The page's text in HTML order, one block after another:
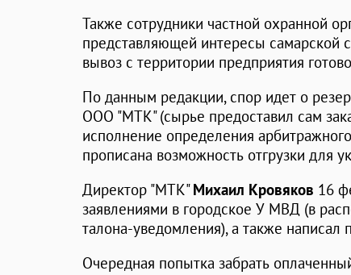
Также сотрудники частной охранной
представляющей интересы самарской
вывоз с территории предприятия
По данным редакции, спор идет о
ООО "МТК" (сырье предоставил сам
исполнение определения
прописана возможность отгрузки для
Директор "МТК"Михаил Кровяков 16
заявлениями в городское У МВД (в
талона-уведомления), а также
Очередная попытка забрать